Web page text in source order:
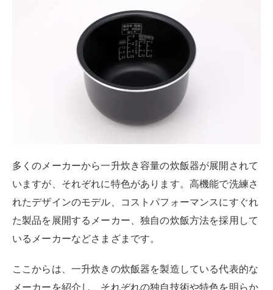
多くのメーカーから一升炊き容量の炊飯器が展開されて
いますが、それぞれに特色があります。高機能で洗練さ
れたデザインのモデル、コストパフォーマンスにすぐれ
た製品を展開するメーカー、独自の炊飯方法を採用して
いるメーカーなどさまざまです。
ここからは、一升炊きの炊飯器を製造している代表的な
メーカーを紹介し、それぞれの独自技術や特色を明らか